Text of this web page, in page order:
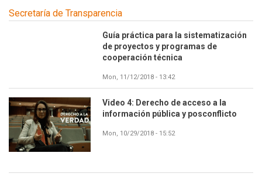
Secretaría de Transparencia
Guía práctica para la sistematización
de proyectos y programas de
cooperación técnica
Mon, 11/12/2018 - 13:42
Video 4: Derecho de acceso a la
información pública y posconflicto
Mon, 10/29/2018 - 15:52